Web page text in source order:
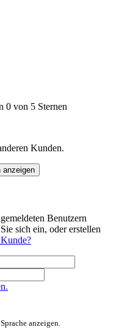
0 von 5 Sternen
Kunden.
anzeigen
Benutzern
sich ein, oder erstellen
anzeigen.